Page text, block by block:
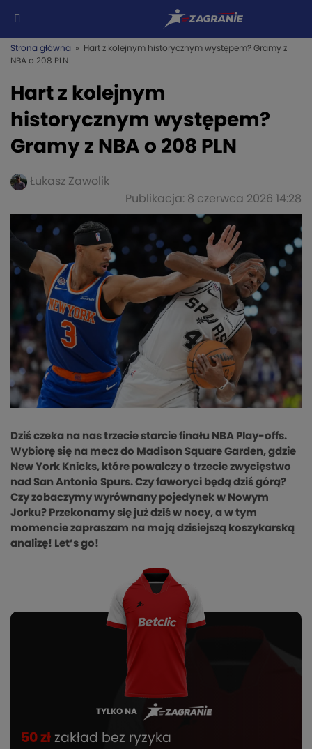
Strona główna » Hart z kolejnym historycznym występem? Gramy z
NBA o 208 PLN
Hart z kolejnym
historycznym występem?
Gramy z NBA o 208 PLN
Łukasz Zawolik
Publikacja: 8 czerwca 2026 14:28
Dziś czeka na nas trzecie starcie finału NBA Play-offs.
Wybiorę się na mecz do Madison Square Garden, gdzie
New York Knicks, które powalczy o trzecie zwycięstwo
nad San Antonio Spurs. Czy faworyci będą dziś górą?
Czy zobaczymy wyrównany pojedynek w Nowym
Jorku? Przekonamy się już dziś w nocy, a w tym
momencie zapraszam na moją dzisiejszą koszykarską
analizę! Let’s go!
TYLKO NA
50 zł zakład bez ryzyka